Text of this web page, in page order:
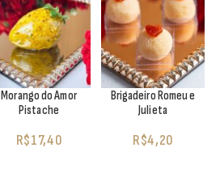
Morango do Amor
Pistache
R$17,40
Brigadeiro Romeu e
Julieta
R$4,20